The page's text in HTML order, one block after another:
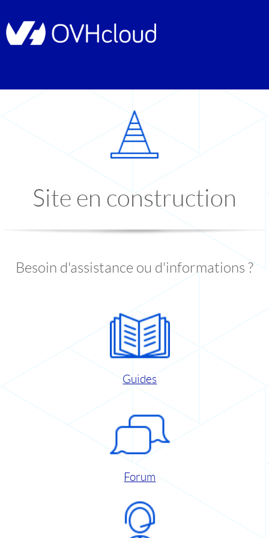
Site en construction
Besoin d'assistance ou d'informations ?
Guides
Forum